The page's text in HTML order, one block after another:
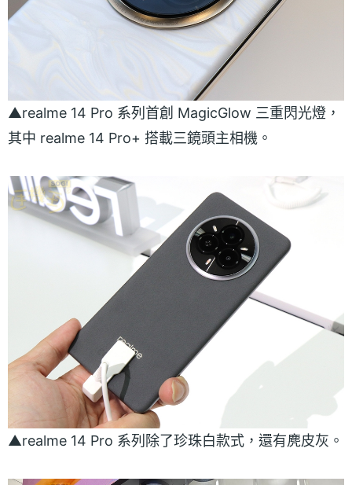
▲realme 14 Pro 系列首創 MagicGlow 三重閃光燈，
其中 realme 14 Pro+ 搭載三鏡頭主相機。
▲realme 14 Pro 系列除了珍珠白款式，還有麂皮灰。